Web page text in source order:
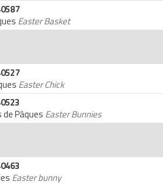
Easter Basket
Easter Chick
de Pâques Easter Bunnies
Easter bunny